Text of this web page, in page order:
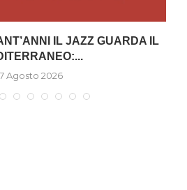
IL JAZZ GUARDA IL
7 Agosto 2026